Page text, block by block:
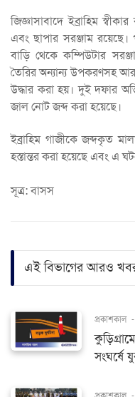
জিজ্ঞাসাবাদে ইব্রাহিম
এবং ছাপার সরঞ্জাম
বাড়ি থেকে কম্পিউটার
তৈরির অন্যান্য উপকরণসহ
উদ্ধার করা হয়। দুই দফার
জাল নোট জব্দ করা হয়েছে।
ইব্রাহিম গাজীকে জব্দকৃত
হস্তান্তর করা হয়েছে এবং এ
সূত্র: বাসস
এই বিভাগের আরও
প্রকাশকাল -
সংঘর্ষে